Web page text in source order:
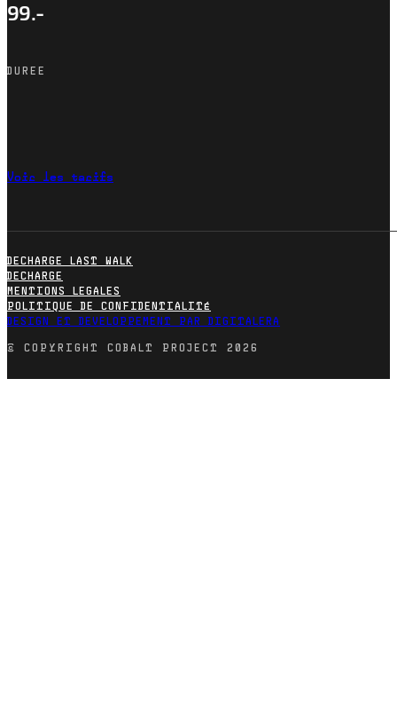
99.-
DUREE
Voir les tarifs
DECHARGE LAST WALK
DECHARGE
MENTIONS LEGALES
POLITIQUE DE CONFIDENTIALITÉ
DESIGN ET DEVELOPPEMENT PAR DIGITALERA
© COPYRIGHT COBALT PROJECT 2026